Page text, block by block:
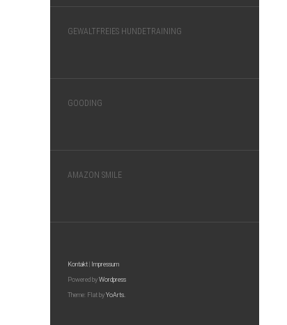
GEWALTFREIES HUNDETRAINING
GOODING
AMAZON SMILE
Kontakt Impressum
Powered by Wordpress
Theme: Flat by YoArts.